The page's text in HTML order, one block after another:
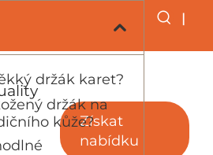
|
Získat
nabídku
držák karet?
držák na
kůže?